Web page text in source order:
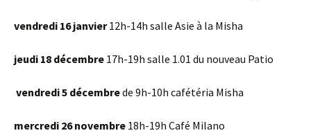
vendredi 16 janvier12h-14h salle Asie à la Misha
jeudi 18 décembre 17h-19h salle 1.01 du nouveau Patio
vendredi 5 décembrede 9h-10h cafétéria Misha
mercredi 26 novembre 18h-19h Café Milano